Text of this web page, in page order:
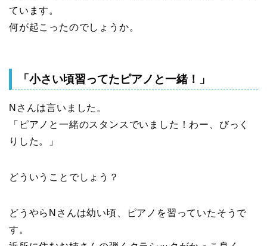
ています。
何が起こったのでしょうか。
「小さい頃習ってたピアノと一緒！」
Nさんは言いました。
「ピアノと一緒のスタンスでいました！わー、びっく
りした。」
どういうことでしょう？
どうやらNさんは幼い頃、ピアノを習っていたそうで
す。